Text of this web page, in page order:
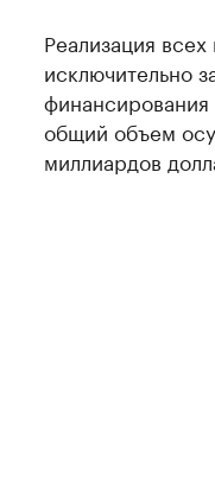
Реализация
исключительно
общий объем
миллиардов